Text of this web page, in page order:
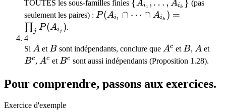
A_n)
TOUTES les sous-familles finies \
{A_{i_1},
{Ai1 , … , Aik } (pas
seulement les paires) : P(A_{i_1}\cap\cdots\cap
P(Ai1 ∩ ⋯ ∩ Aik ) =
j P(Ai j ).
4
Si A
A et B
Bsont indépendants, conclure que A^c
Ac et B
B, A
A etB^c
Bc, A^c
Ac et B^c
Bc sont aussi indépendants (Proposition 1.28).
Pour comprendre, passons aux exercices.
Exercice d'exemple